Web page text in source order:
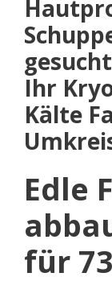
Ihr
Kälte
Edle
für